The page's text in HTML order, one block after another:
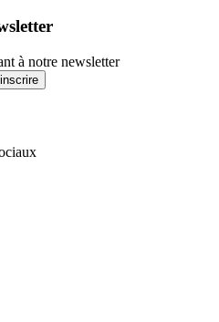
à notre newsletter